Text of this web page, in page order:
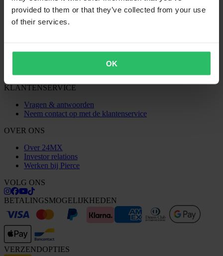
provided to them or that they’ve collected from your use
of their services.
OK
Verzending & levering
Retourneren
Claims & klachten
KLANTENSERVICE
Vragen & antwoorden
Neem contact op met de klantenservice
OVER ONS
Over 24MX
Investor relations
Werken bij Pierce
VOLG ONS
BETALINGSMOGELIJKHEDEN
VERZENDOPTIES